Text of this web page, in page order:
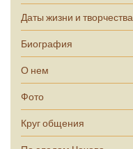
Даты жизни и творчества
Биография
О нем
Фото
Круг общения